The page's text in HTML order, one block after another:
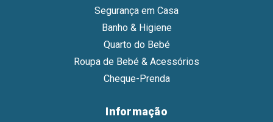
Segurança em Casa
Banho & Higiene
Quarto do Bebé
Roupa de Bebé & Acessórios
Cheque-Prenda
Informação